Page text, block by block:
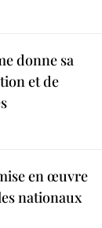
donne sa
et de
en œuvre
nationaux